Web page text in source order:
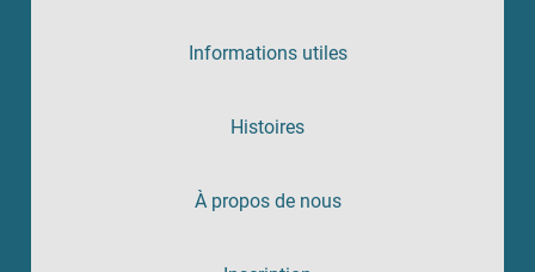
Informations utiles
Histoires
À propos de nous